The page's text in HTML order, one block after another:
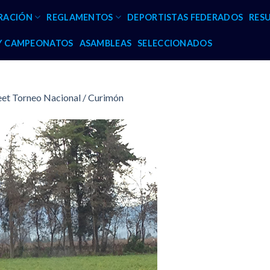
REGLAMENTOS DEPORTISTAS FEDERADOS
CAMPEONATOS ASAMBLEAS SELECCIONADOS
Torneo Nacional / Curimón